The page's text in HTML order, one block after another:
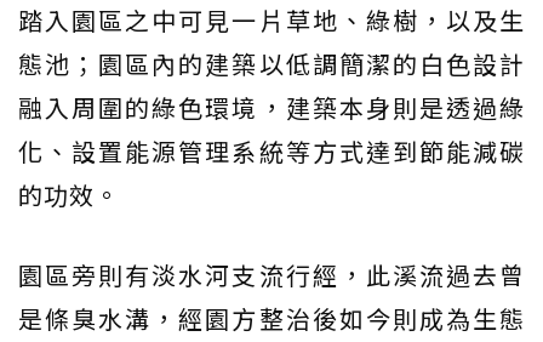
踏入園區之中可見一片草地、綠樹，以及生
態池；園區內的建築以低調簡潔的白色設計
融入周圍的綠色環境，建築本身則是透過綠
化、設置能源管理系統等方式達到節能減碳
的功效。
園區旁則有淡水河支流行經，此溪流過去曾
是條臭水溝，經園方整治後如今則成為生態